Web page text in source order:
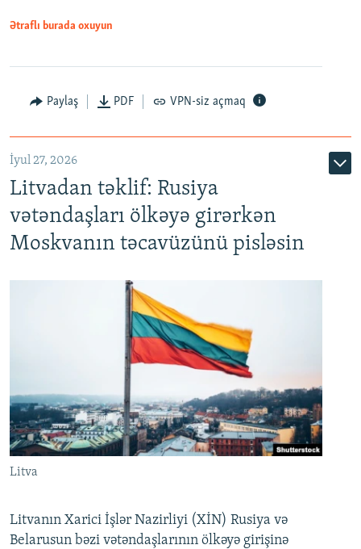
Ətraflı burada oxuyun
Paylaş PDF VPN-siz açmaq
İyul 27, 2026
Litvadan təklif: Rusiya
vətəndaşları ölkəyə girərkən
Moskvanın təcavüzünü pisləsin
Litva
Litvanın Xarici İşlər Nazirliyi (XİN) Rusiya və
Belarusun bəzi vətəndaşlarının ölkəyə girişinə